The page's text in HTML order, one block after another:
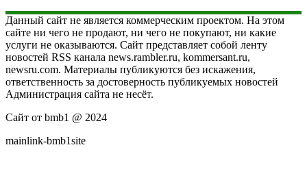
Данный сайт не является коммерческим проектом. На этом
сайте ни чего не продают, ни чего не покупают, ни какие
услуги не оказываются. Сайт представляет собой ленту
новостей RSS канала news.rambler.ru, kommersant.ru,
newsru.com. Материалы публикуются без искажения,
ответственность за достоверность публикуемых новостей
Администрация сайта не несёт.
Сайт от bmb1 @ 2024
mainlink-bmb1site